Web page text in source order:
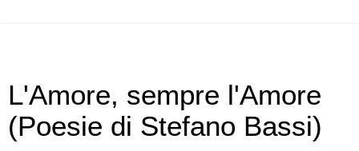
L'Amore, sempre l'Amore
(Poesie di Stefano Bassi)